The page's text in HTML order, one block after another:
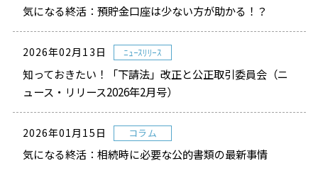
気になる終活：預貯金口座は少ない方が助かる！？
2026年02月13日 ﾆｭｰｽﾘﾘｰｽ
知っておきたい！「下請法」改正と公正取引委員会（ニ
ュース・リリース2026年2月号）
2026年01月15日 コラム
気になる終活：相続時に必要な公的書類の最新事情